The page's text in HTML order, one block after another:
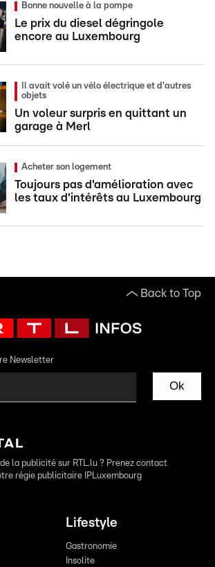
Bonne nouvelle à la pompe
Le prix du diesel dégringole
encore au Luxembourg
Il avait volé un vélo électrique et d'autres
objets
Un voleur surpris en quittant un
garage à Merl
Acheter son logement
Toujours pas d'amélioration avec
les taux d'intérêts au Luxembourg
Back to Top
Newsletter
Ok
la publicité sur RTL.lu ? Prenez contact
régie publicitaire IPLuxembourg
Lifestyle
Gastronomie
Insolite